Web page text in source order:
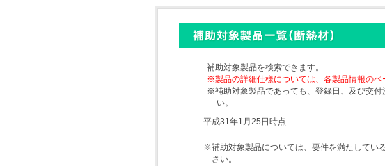
補助対象製品を検索できます。
※製品の詳細仕様については、各製品情報のペ
※補助対象製品であっても、登録日、及び交
い。
平成31年1月25日時点
※補助対象製品については、要件を満たしてい
さい。